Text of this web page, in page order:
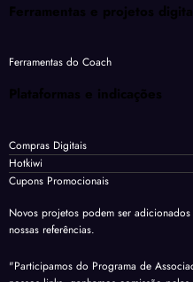
Ferramentas e projetos
Ferramentas do Coach
Plataformas e indicações
Compras Digitais
Hotkiwi
Cupons Promocionais
Novos projetos podem ser
nossas referências.
"Participamos do Programa de